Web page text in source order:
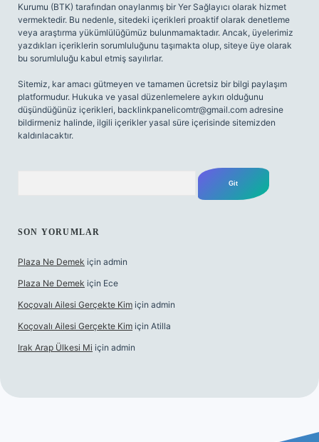
Kurumu (BTK) tarafından onaylanmış bir Yer Sağlayıcı olarak hizmet
vermektedir. Bu nedenle, sitedeki içerikleri proaktif olarak denetleme
veya araştırma yükümlülüğümüz bulunmamaktadır. Ancak, üyelerimiz
yazdıkları içeriklerin sorumluluğunu taşımakta olup, siteye üye olarak
bu sorumluluğu kabul etmiş sayılırlar.
Sitemiz, kar amacı gütmeyen ve tamamen ücretsiz bir bilgi paylaşım
platformudur. Hukuka ve yasal düzenlemelere aykırı olduğunu
düşündüğünüz içerikleri, backlinkpanelicomtr@gmail.com adresine
bildirmeniz halinde, ilgili içerikler yasal süre içerisinde sitemizden
kaldırılacaktır.
SON YORUMLAR
Plaza Ne Demek için admin
Plaza Ne Demek için Ece
Koçovalı Ailesi Gerçekte Kim için admin
Koçovalı Ailesi Gerçekte Kim için Atilla
Irak Arap Ülkesi Mi için admin